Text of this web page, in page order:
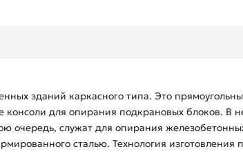
зданий каркасного типа. Это
консоли для опирания подкрановых блоков. В
очередь, служат для опирания
сталью. Технология изготовления